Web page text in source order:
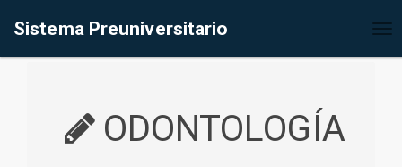
Sistema Preuniversitario
ODONTOLOGÍA